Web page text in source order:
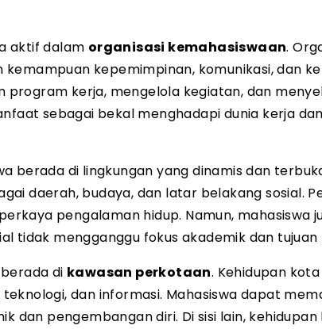
aktif dalam organisasi kemahasiswaan.
kepemimpinan, komunikasi, dan
program kerja, mengelola kegiatan, dan
sebagai bekal menghadapi dunia kerja
berada di lingkungan yang dinamis dan
daerah, budaya, dan latar belakang sosial.
pengalaman hidup. Namun, mahasiswa
tidak mengganggu fokus akademik dan tujuan
di kawasan perkotaan. Kehidupan
dan informasi. Mahasiswa dapat
dan pengembangan diri. Di sisi lain, kehidupan